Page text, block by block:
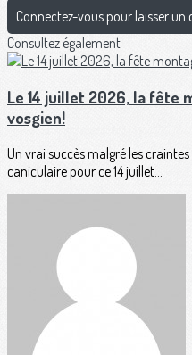
Connectez-vous pour laisser
Consultez également
Le 14 juillet 2026, la fête
vosgien!
Un vrai succès malgré les
caniculaire pour ce 14 juillet...